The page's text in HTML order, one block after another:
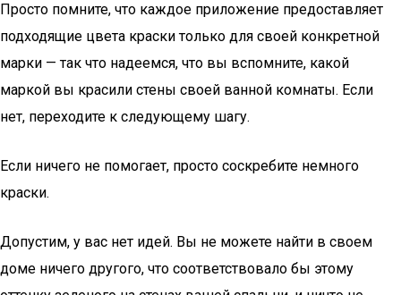
Просто помните, что каждое приложение предоставляет
подходящие цвета краски только для своей конкретной
марки — так что надеемся, что вы вспомните, какой
маркой вы красили стены своей ванной комнаты. Если
нет, переходите к следующему шагу.
Если ничего не помогает, просто соскребите немного
краски.
Допустим, у вас нет идей. Вы не можете найти в своем
доме ничего другого, что соответствовало бы этому